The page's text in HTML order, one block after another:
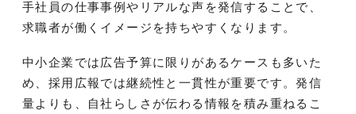
手社員の仕事事例やリアルな声を発信することで、
求職者が働くイメージを持ちやすくなります。
中小企業では広告予算に限りがあるケースも多いた
め、採用広報では継続性と一貫性が重要です。発信
量よりも、自社らしさが伝わる情報を積み重ねるこ